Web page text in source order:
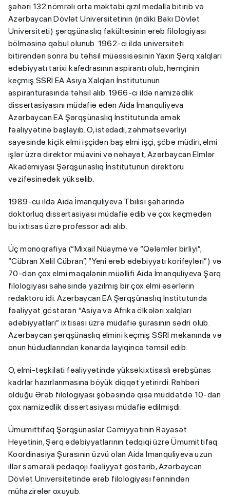
şəhəri 132 nömrəli orta məktəbi qızıl medalla bitirib və
Azərbaycan Dövlət Universitetinin (indiki Bakı Dövlət
Universiteti) şərqşünaslıq fakültəsinin ərəb filologiyası
bölməsinə qəbul olunub. 1962-ci ildə universiteti
bitirəndən sonra bu təhsil müəssisəsinin Yaxın Şərq xalqları
ədəbiyyatı tarixi kafedrasının aspirantı olub, həmçinin
keçmiş SSRİ EA Asiya Xalqları İnstitutunun
aspiranturasında təhsil alıb. 1966-cı ildə namizədlik
dissertasiyasını müdafiə edən Aida İmanquliyeva
Azərbaycan EA Şərqşünaslıq İnstitutunda əmək
fəaliyyətinə başlayıb. O, istedadı, zəhmətsevərliyi
sayəsində kiçik elmi işçidən baş elmi işçi, şöbə müdiri, elmi
işlər üzrə direktor müavini və nəhayət, Azərbaycan Elmlər
Akademiyası Şərqşünaslıq İnstitutunun direktoru
vəzifəsinədək yüksəlib.
1989-cu ildə Aida İmanquliyeva Tbilisi şəhərində
doktorluq dissertasiyası müdafiə edib və çox keçmədən
bu ixtisas üzrə professor adı alıb.
Üç monoqrafiya (“Mixail Nüaymə və “Qələmlər birliyi”,
“Cübran Xəlil Cübran”, “Yeni ərəb ədəbiyyatı korifeyləri”) və
70-dən çox elmi məqalənin müəllifi Aida İmanquliyeva Şərq
filologiyası sahəsində yazılmış bir çox elmi əsərlərin
redaktoru idi. Azərbaycan EA Şərqşünaslıq İnstitutunda
fəaliyyət göstərən “Asiya və Afrika ölkələri xalqları
ədəbiyyatları” ixtisası üzrə müdafiə şurasının sədri olub.
Azərbaycan şərqşünaslıq elmini keçmiş SSRİ məkanında və
onun hüdudlarından kənarda layiqincə təmsil edib.
O, elmi-təşkilati fəaliyyətində yüksəkixtisaslı ərəbşünas
kadrlar hazırlanmasına böyük diqqət yetirirdi. Rəhbəri
olduğu Ərəb filologiyası şöbəsində qısa müddətdə 10-dan
çox namizədlik dissertasiyası müdafiə edilmişdi.
Ümumittifaq Şərqşünaslar Cəmiyyətinin Rəyasət
Heyətinin, Şərq ədəbiyyatlarının tədqiqi üzrə Ümumittifaq
Koordinasiya Şurasının üzvü olan Aida İmanquliyeva uzun
illər səmərəli pedaqoji fəaliyyət göstərib, Azərbaycan
Dövlət Universitetində ərəb filologiyası fənnindən
mühazirələr oxuyub.